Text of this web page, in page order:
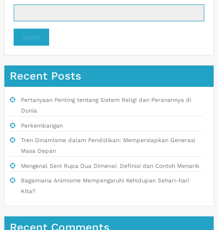
Search
Recent Posts
Pertanyaan Penting tentang Sistem Religi dan Peranannya di
Dunia
Perkembangan
Tren Dinamisme dalam Pendidikan: Mempersiapkan Generasi
Masa Depan
Mengenal Seni Rupa Dua Dimensi: Definisi dan Contoh Menarik
Bagaimana Animisme Mempengaruhi Kehidupan Sehari-hari
Kita?
Recent Comments